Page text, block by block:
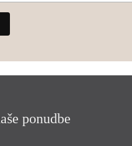
ponudbe